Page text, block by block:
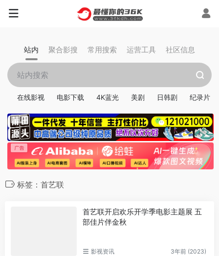
站内 聚合影搜 常用搜索 运营工具 社区信息
在线影视 电影下载 4K蓝光 美剧 日韩剧 纪录片
标签：首艺联
首艺联开启欢乐开学季电影主题展 五
部佳片伴金秋
影视资讯 3年前 (2023)